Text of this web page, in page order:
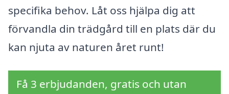
specifika behov. Låt oss hjälpa dig att
förvandla din trädgård till en plats där du
kan njuta av naturen året runt!
Få 3 erbjudanden, gratis och utan